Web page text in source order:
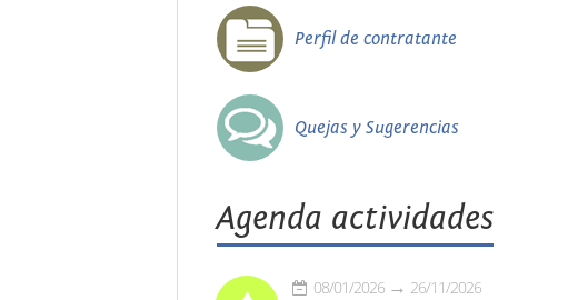
Perfil de contratante
Quejas y Sugerencias
Agenda actividades
08/01/2026 26/11/2026